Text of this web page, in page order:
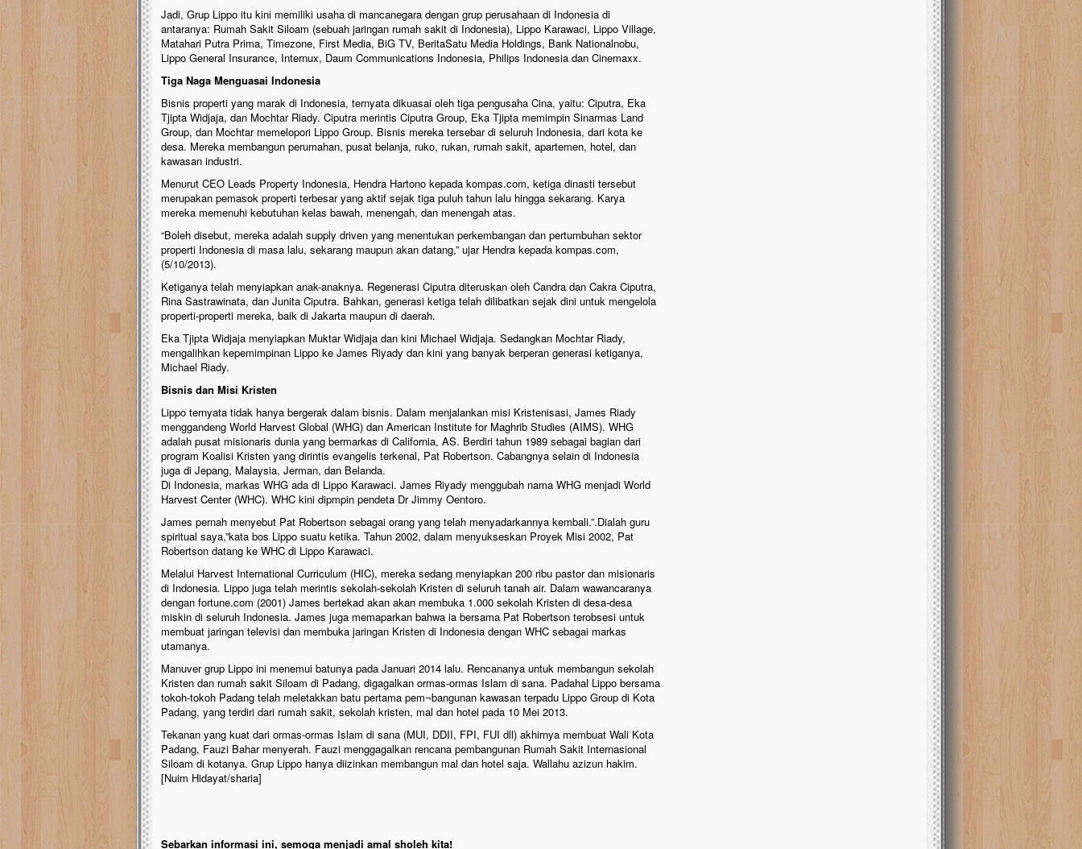
Jadi, Grup Lippo itu kini memiliki usaha di mancanegara dengan grup perusahaan di Indonesia di
antaranya: Rumah Sakit Siloam (sebuah jaringan rumah sakit di Indonesia), Lippo Karawaci, Lippo Village,
Matahari Putra Prima, Timezone, First Media, BiG TV, BeritaSatu Media Holdings, Bank Nationalnobu,
Lippo General Insurance, Internux, Daum Communications Indonesia, Philips Indonesia dan Cinemaxx.
Tiga Naga Menguasai Indonesia
Bisnis properti yang marak di Indonesia, ternyata dikuasai oleh tiga pengusaha Cina, yaitu: Ciputra, Eka
Tjipta Widjaja, dan Mochtar Riady. Ciputra merintis Ciputra Group, Eka Tjipta memimpin Sinarmas Land
Group, dan Mochtar memelopori Lippo Group. Bisnis mereka tersebar di seluruh Indonesia, dari kota ke
desa. Mereka membangun perumahan, pusat belanja, ruko, rukan, rumah sakit, apartemen, hotel, dan
kawasan industri.
Menurut CEO Leads Property Indonesia, Hendra Hartono kepada kompas.com, ketiga dinasti tersebut
merupakan pemasok properti terbesar yang aktif sejak tiga puluh tahun lalu hingga sekarang. Karya
mereka memenuhi kebutuhan kelas bawah, menengah, dan menengah atas.
“Boleh disebut, mereka adalah supply driven yang menentukan perkembangan dan pertumbuhan sektor
properti Indonesia di masa lalu, sekarang maupun akan datang,” ujar Hendra kepada kompas.com,
(5/10/2013).
Ketiganya telah menyiapkan anak-anaknya. Regenerasi Ciputra diteruskan oleh Candra dan Cakra Ciputra,
Rina Sastrawinata, dan Junita Ciputra. Bahkan, generasi ketiga telah dilibatkan sejak dini untuk mengelola
properti-properti mereka, baik di Jakarta maupun di daerah.
Eka Tjipta Widjaja menyiapkan Muktar Widjaja dan kini Michael Widjaja. Sedangkan Mochtar Riady,
mengalihkan kepemimpinan Lippo ke James Riyady dan kini yang banyak berperan generasi ketiganya,
Michael Riady.
Bisnis dan Misi Kristen
Lippo ternyata tidak hanya bergerak dalam bisnis. Dalam menjalankan misi Kristenisasi, James Riady
menggandeng World Harvest Global (WHG) dan American Institute for Maghrib Studies (AIMS). WHG
adalah pusat misionaris dunia yang bermarkas di California, AS. Berdiri tahun 1989 sebagai bagian dari
program Koalisi Kristen yang dirintis evangelis terkenal, Pat Robertson. Cabangnya selain di Indonesia
juga di Jepang, Malaysia, Jerman, dan Belanda.
Di Indonesia, markas WHG ada di Lippo Karawaci. James Riyady menggubah nama WHG menjadi World
Harvest Center (WHC). WHC kini dipmpin pendeta Dr Jimmy Oentoro.
James pernah menyebut Pat Robertson sebagai orang yang telah menyadarkannya kembali.”.Dialah guru
spiritual saya,”kata bos Lippo suatu ketika. Tahun 2002, dalam menyukseskan Proyek Misi 2002, Pat
Robertson datang ke WHC di Lippo Karawaci.
Melalui Harvest International Curriculum (HIC), mereka sedang menyiapkan 200 ribu pastor dan misionaris
di Indonesia. Lippo juga telah merintis sekolah-sekolah Kristen di seluruh tanah air. Dalam wawancaranya
dengan fortune.com (2001) James bertekad akan akan membuka 1.000 sekolah Kristen di desa-desa
miskin di seluruh Indonesia. James juga memaparkan bahwa ia bersama Pat Robertson terobsesi untuk
membuat jaringan televisi dan membuka jaringan Kristen di Indonesia dengan WHC sebagai markas
utamanya.
Manuver grup Lippo ini menemui batunya pada Januari 2014 lalu. Rencananya untuk membangun sekolah
Kristen dan rumah sakit Siloam di Padang, digagalkan ormas-ormas Islam di sana. Padahal Lippo bersama
tokoh-tokoh Padang telah meletakkan batu pertama pem¬bangunan kawasan terpadu Lippo Group di Kota
Padang, yang terdiri dari rumah sakit, sekolah kristen, mal dan hotel pada 10 Mei 2013.
Tekanan yang kuat dari ormas-ormas Islam di sana (MUI, DDII, FPI, FUI dll) akhirnya membuat Wali Kota
Padang, Fauzi Bahar menyerah. Fauzi menggagalkan rencana pembangunan Rumah Sakit Internasional
Siloam di kotanya. Grup Lippo hanya diizinkan membangun mal dan hotel saja. Wallahu azizun hakim.
[Nuim Hidayat/sharia]
Sebarkan informasi ini, semoga menjadi amal sholeh kita!